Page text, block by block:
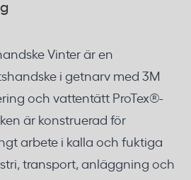
Vinter är en
i getnarv med 3M
och vattentätt ProTex®-
är konstruerad för
arbete i kalla och fuktiga
transport, anläggning och